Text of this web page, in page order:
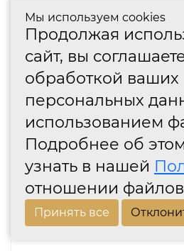
Мы используем cookies
Продолжая
сайт, вы
обработкой ваших
персональных
использованием
Подробнее об
узнать в нашей
отношении
Принять все